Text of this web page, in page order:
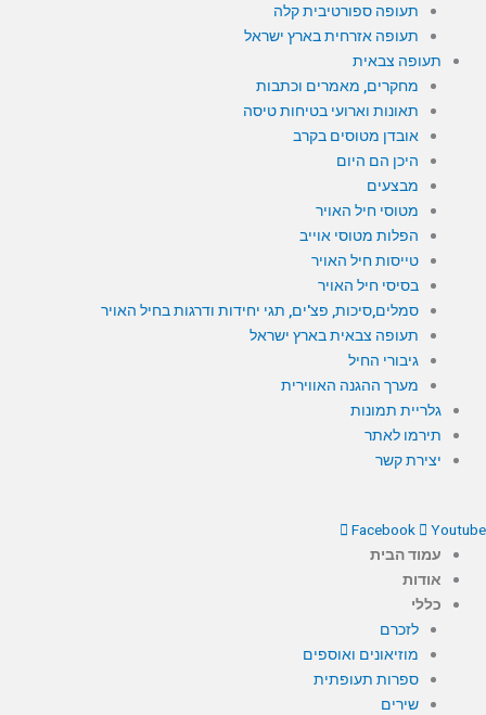
תעופה ספורטיבית קלה
תעופה אזרחית בארץ ישראל
תעופה צבאית
מחקרים, מאמרים וכתבות
תאונות וארועי בטיחות טיסה
אובדן מטוסים בקרב
היכן הם היום
מבצעים
מטוסי חיל האויר
הפלות מטוסי אוייב
טייסות חיל האויר
בסיסי חיל האויר
סמלים,סיכות, פצ'ים, תגי יחידות ודרגות בחיל האויר
תעופה צבאית בארץ ישראל
גיבורי החיל
מערך ההגנה האווירית
גלריית תמונות
תירמו לאתר
יצירת קשר
Facebook Youtube
עמוד הבית
אודות
כללי
לזכרם
מוזיאונים ואוספים
ספרות תעופתית
שירים